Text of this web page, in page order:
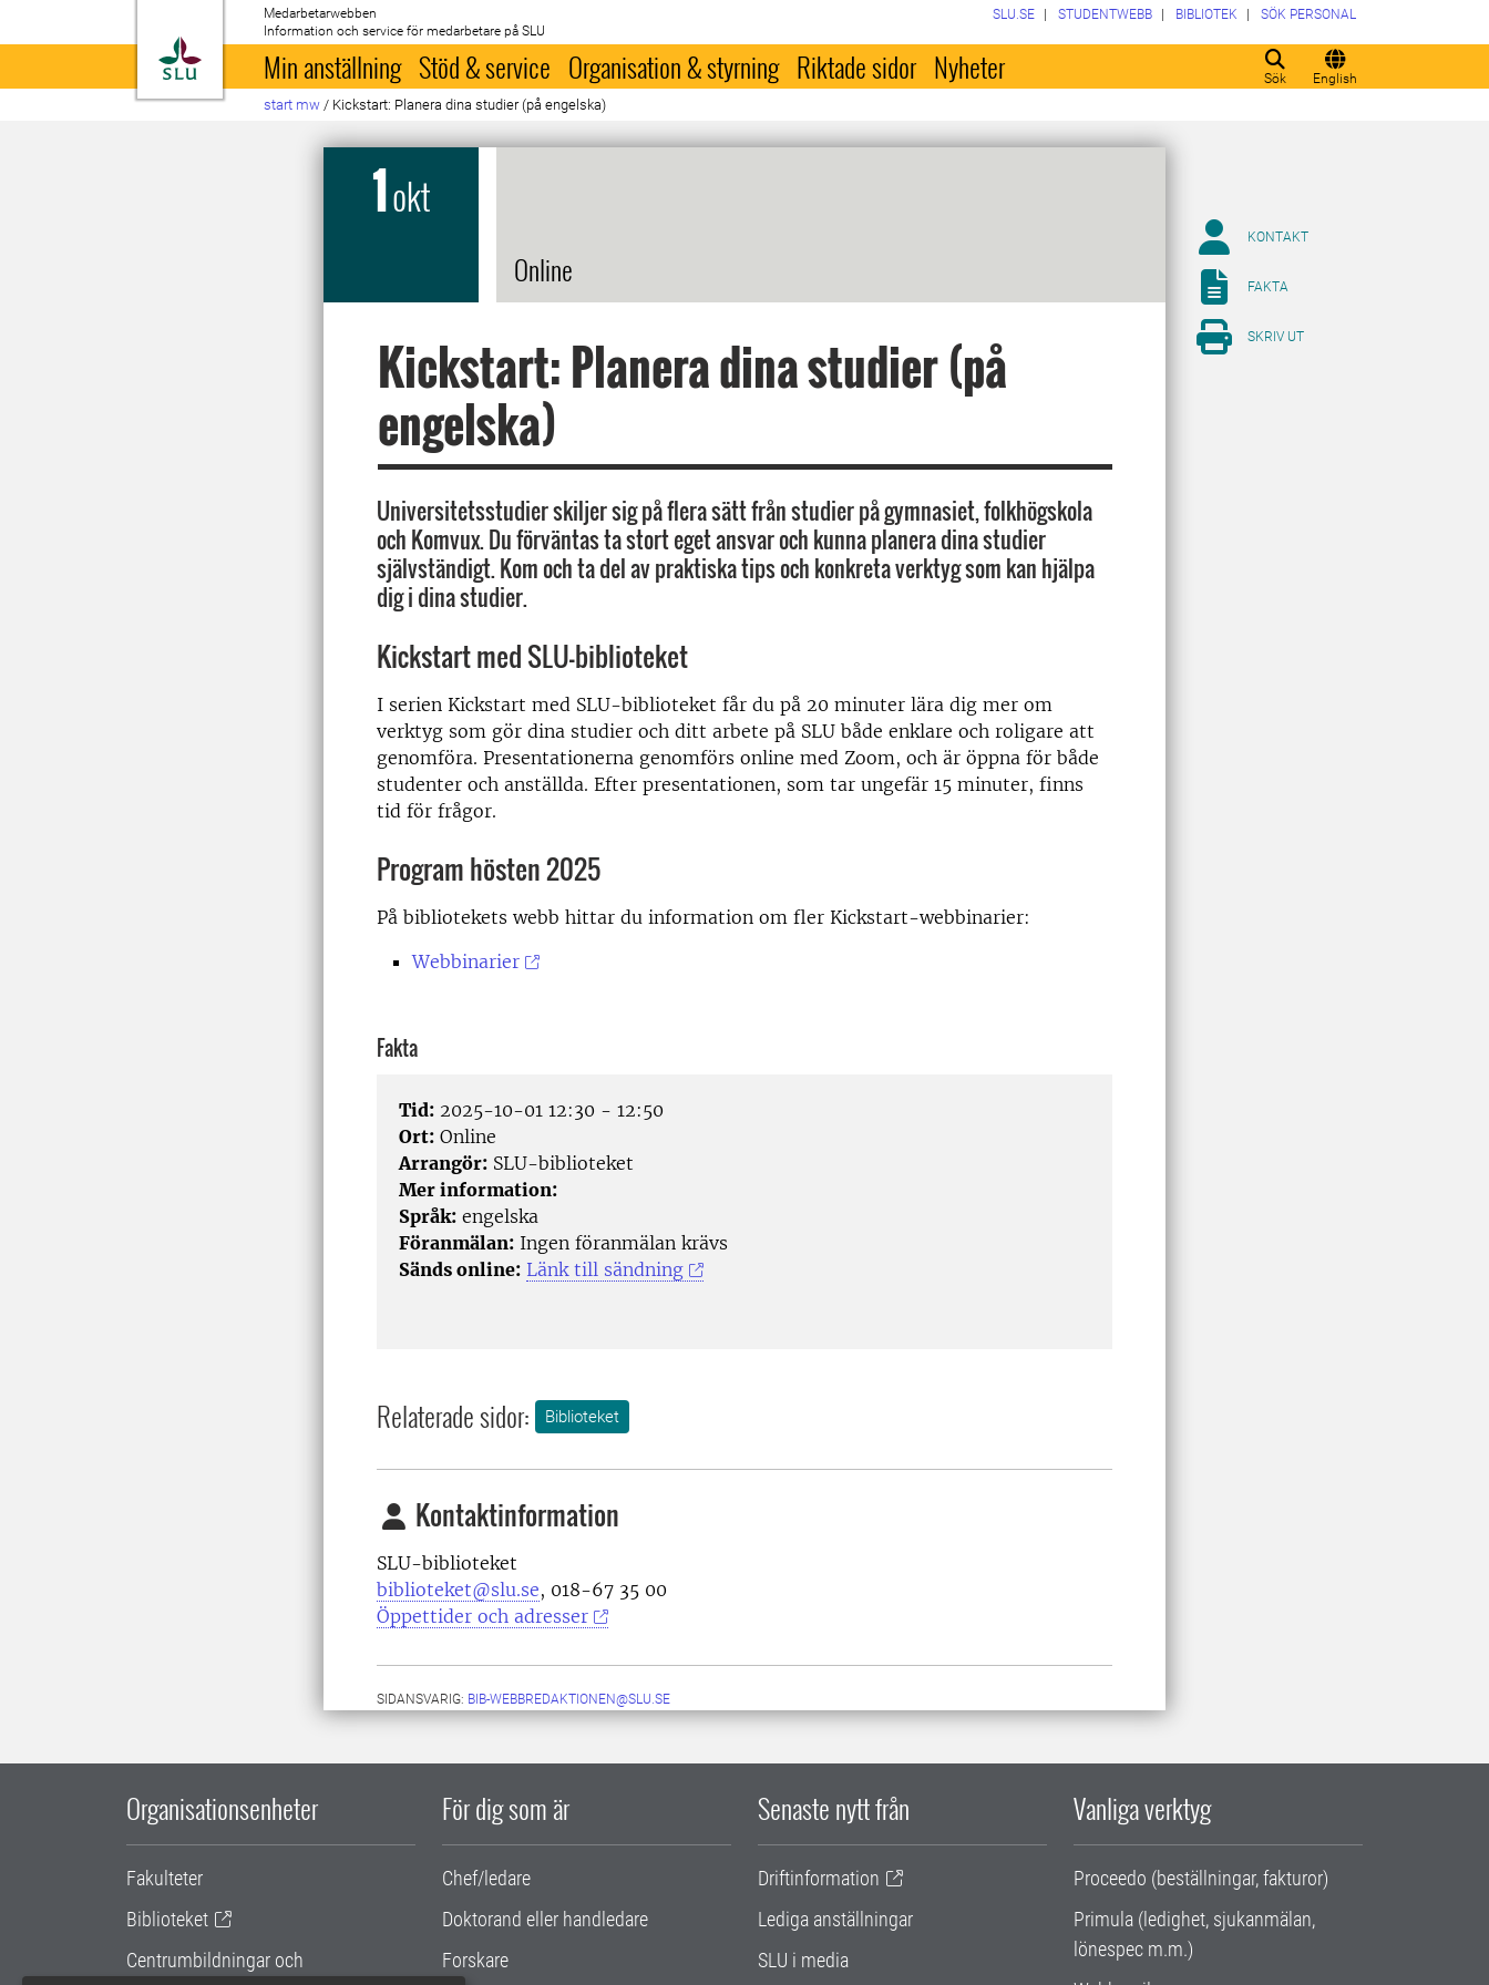
Till startsida
Medarbetarwebben
Information och service för medarbetare på SLU
Sök English
SLU.SE STUDENTWEBB BIBLIOTEK SÖK PERSONAL
Min anställning Stöd & service Organisation & styrning Riktade sidor Nyheter
start mw / Kickstart: Planera dina studier (på engelska)
1okt
Online
Kickstart: Planera dina studier (på
engelska)
Universitetsstudier skiljer sig på flera sätt från studier på gymnasiet, folkhögskola
och Komvux. Du förväntas ta stort eget ansvar och kunna planera dina studier
självständigt. Kom och ta del av praktiska tips och konkreta verktyg som kan hjälpa
dig i dina studier.
Kickstart med SLU-biblioteket
I serien Kickstart med SLU-biblioteket får du på 20 minuter lära dig mer om
verktyg som gör dina studier och ditt arbete på SLU både enklare och roligare att
genomföra. Presentationerna genomförs online med Zoom, och är öppna för både
studenter och anställda. Efter presentationen, som tar ungefär 15 minuter, finns
tid för frågor.
Program hösten 2025
På bibliotekets webb hittar du information om fler Kickstart-webbinarier:
Webbinarier
Fakta
Tid: 2025-10-01 12:30 - 12:50
Ort: Online
Arrangör: SLU-biblioteket
Mer information:
Språk: engelska
Föranmälan: Ingen föranmälan krävs
Sänds online: Länk till sändning
Relaterade sidor: Biblioteket
Kontaktinformation
SLU-biblioteket
biblioteket@slu.se, 018-67 35 00
Öppettider och adresser
SIDANSVARIG: BIB-WEBBREDAKTIONEN@SLU.SE
KONTAKT
FAKTA
SKRIV UT
Organisationsenheter
Fakulteter
Biblioteket
Centrumbildningar och
För dig som är
Chef/ledare
Doktorand eller handledare
Forskare
Senaste nytt från
Driftinformation
Lediga anställningar
SLU i media
Vanliga verktyg
Proceedo (beställningar, fakturor)
Primula (ledighet, sjukanmälan,
lönespec m.m.)